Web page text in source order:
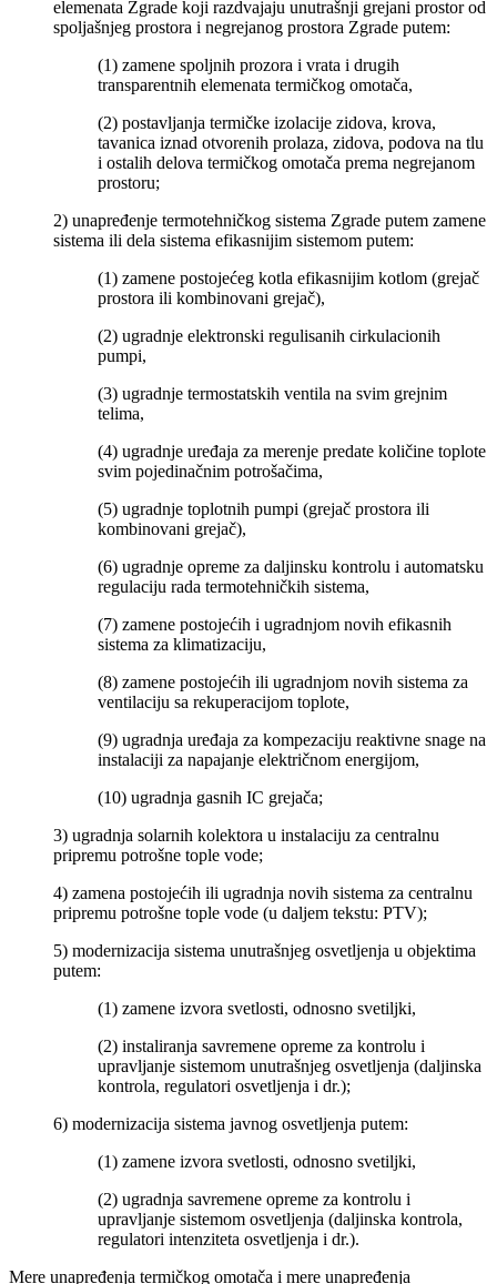
elemenata Zgrade koji razdvajaju unutrašnji grejani prostor od
spoljašnjeg prostora i negrejanog prostora Zgrade putem:
(1) zamene spoljnih prozora i vrata i drugih
transparentnih elemenata termičkog omotača,
(2) postavljanja termičke izolacije zidova, krova,
tavanica iznad otvorenih prolaza, zidova, podova na tlu
i ostalih delova termičkog omotača prema negrejanom
prostoru;
2) unapređenje termotehničkog sistema Zgrade putem zamene
sistema ili dela sistema efikasnijim sistemom putem:
(1) zamene postojećeg kotla efikasnijim kotlom (grejač
prostora ili kombinovani grejač),
(2) ugradnje elektronski regulisanih cirkulacionih
pumpi,
(3) ugradnje termostatskih ventila na svim grejnim
telima,
(4) ugradnje uređaja za merenje predate količine toplote
svim pojedinačnim potrošačima,
(5) ugradnje toplotnih pumpi (grejač prostora ili
kombinovani grejač),
(6) ugradnje opreme za daljinsku kontrolu i automatsku
regulaciju rada termotehničkih sistema,
(7) zamene postojećih i ugradnjom novih efikasnih
sistema za klimatizaciju,
(8) zamene postojećih ili ugradnjom novih sistema za
ventilaciju sa rekuperacijom toplote,
(9) ugradnja uređaja za kompezaciju reaktivne snage na
instalaciji za napajanje električnom energijom,
(10) ugradnja gasnih IC grejača;
3) ugradnja solarnih kolektora u instalaciju za centralnu
pripremu potrošne tople vode;
4) zamena postojećih ili ugradnja novih sistema za centralnu
pripremu potrošne tople vode (u daljem tekstu: PTV);
5) modernizacija sistema unutrašnjeg osvetljenja u objektima
putem:
(1) zamene izvora svetlosti, odnosno svetiljki,
(2) instaliranja savremene opreme za kontrolu i
upravljanje sistemom unutrašnjeg osvetljenja (daljinska
kontrola, regulatori osvetljenja i dr.);
6) modernizacija sistema javnog osvetljenja putem:
(1) zamene izvora svetlosti, odnosno svetiljki,
(2) ugradnja savremene opreme za kontrolu i
upravljanje sistemom osvetljenja (daljinska kontrola,
regulatori intenziteta osvetljenja i dr.).
Mere unapređenja termičkog omotača i mere unapređenja